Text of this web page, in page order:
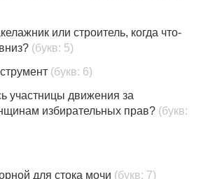
или строитель, когда что-
(букв: 5)
(букв: 6)
участницы движения за
избирательных прав? (букв:
для cтoкa мoчи (букв: 7)